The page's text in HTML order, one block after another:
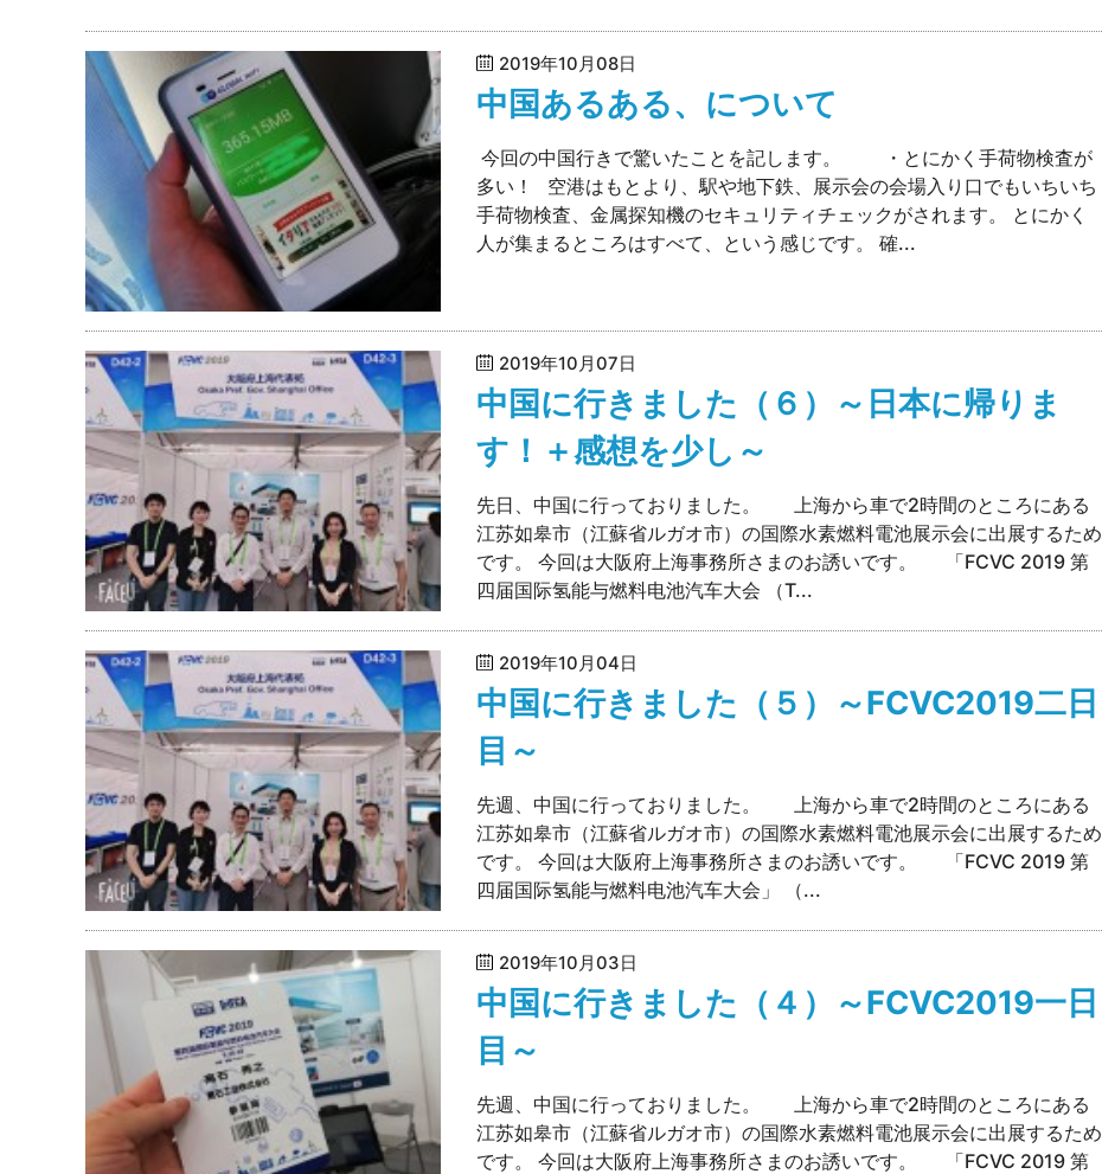
2019年10月08日
中国あるある、について
今回の中国行きで驚いたことを記します。 ・とにかく手荷物検査が
多い！ 空港はもとより、駅や地下鉄、展示会の会場入り口でもいちいち
手荷物検査、金属探知機のセキュリティチェックがされます。 とにかく
人が集まるところはすべて、という感じです。 確...
2019年10月07日
中国に行きました（６）～日本に帰りま
す！＋感想を少し～
先日、中国に行っておりました。 上海から車で2時間のところにある
江苏如皋市（江蘇省ルガオ市）の国際水素燃料電池展示会に出展するため
です。 今回は大阪府上海事務所さまのお誘いです。 「FCVC 2019 第
四届国际氢能与燃料电池汽车大会 （T...
2019年10月04日
中国に行きました（５）～FCVC2019二日
目～
先週、中国に行っておりました。 上海から車で2時間のところにある
江苏如皋市（江蘇省ルガオ市）の国際水素燃料電池展示会に出展するため
です。 今回は大阪府上海事務所さまのお誘いです。 「FCVC 2019 第
四届国际氢能与燃料电池汽车大会」 （...
2019年10月03日
中国に行きました（４）～FCVC2019一日
目～
先週、中国に行っておりました。 上海から車で2時間のところにある
江苏如皋市（江蘇省ルガオ市）の国際水素燃料電池展示会に出展するため
です。 今回は大阪府上海事務所さまのお誘いです。 「FCVC 2019 第